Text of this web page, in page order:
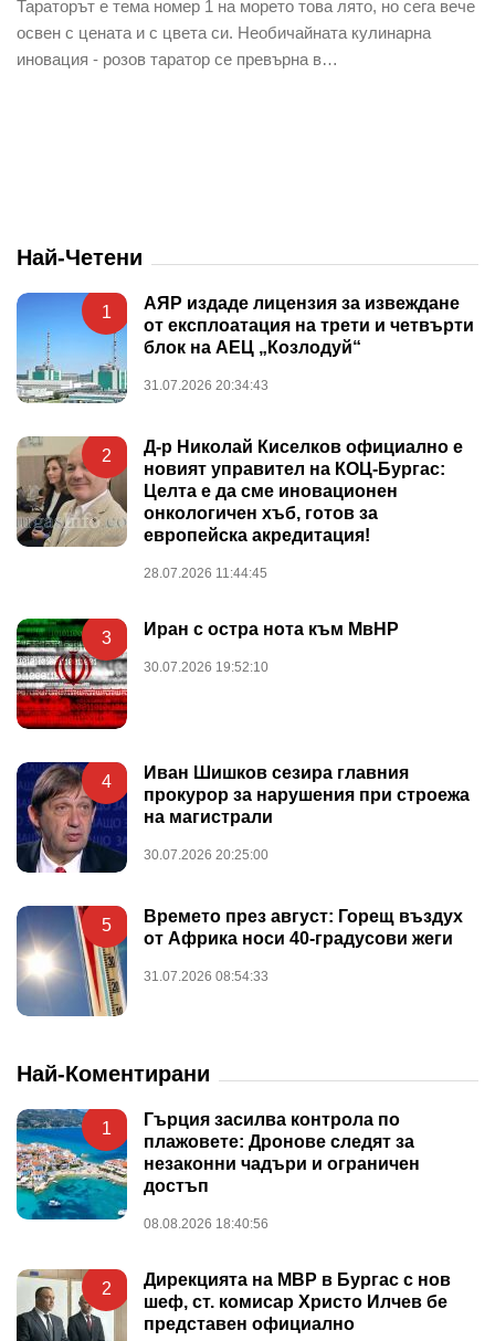
Тараторът е тема номер 1 на морето това лято, но сега вече
освен с цената и с цвета си. Необичайната кулинарна
иновация - розов таратор се превърна в…
Най-Четени
1
АЯР издаде лицензия за извеждане
от експлоатация на трети и четвърти
блок на АЕЦ „Козлодуй“
31.07.2026 20:34:43
2
Д-р Николай Киселков официално е
новият управител на КОЦ-Бургас:
Целта е да сме иновационен
онкологичен хъб, готов за
европейска акредитация!
28.07.2026 11:44:45
3 Иран с остра нота към МвНР
30.07.2026 19:52:10
4
Иван Шишков сезира главния
прокурор за нарушения при строежа
на магистрали
30.07.2026 20:25:00
5
Времето през август: Горещ въздух
от Африка носи 40-градусови жеги
31.07.2026 08:54:33
Най-Коментирани
1
Гърция засилва контрола по
плажовете: Дронове следят за
незаконни чадъри и ограничен
достъп
08.08.2026 18:40:56
2
Дирекцията на МВР в Бургас с нов
шеф, ст. комисар Христо Илчев бе
представен официално